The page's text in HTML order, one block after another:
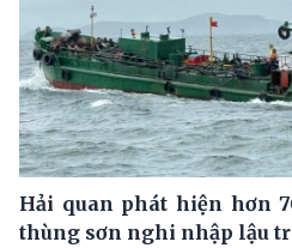
Hải quan phát hiện hơn
thùng sơn nghi nhập lậu